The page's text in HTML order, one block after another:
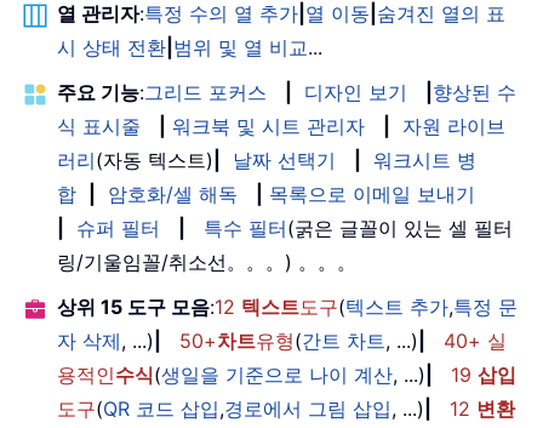
열 관리자:특정 수의 열 추가 열 이동 숨겨진 열의 표
시 상태 전환 범위 및 열 비교...
주요 기능:그리드 포커스 디자인 보기
향상된 수
식 표시줄
워크북 및 시트 관리자
자원 라이브
러리(자동 텍스트) 날짜 선택기
워크시트 병
합
암호화/셀 해독
목록으로 이메일 보내기
슈퍼 필터 특수 필터(굵은 글꼴이 있는 셀 필터
링/기울임꼴/취소선。。。) 。。。
상위 15 도구 모음:12 텍스트도구(텍스트 추가,특정 문
자 삭제, ...) 50+차트유형(간트 차트, ...)
40+ 실
용적인수식(생일을 기준으로 나이 계산, ...) 19 삽입
도구(QR 코드 삽입,경로에서 그림 삽입, ...) 12 변환